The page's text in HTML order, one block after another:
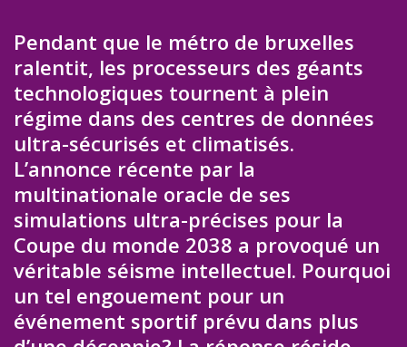
Pendant que le métro de bruxelles
ralentit, les processeurs des géants
technologiques tournent à plein
régime dans des centres de données
ultra-sécurisés et climatisés.
L’annonce récente par la
multinationale oracle de ses
simulations ultra-précises pour la
Coupe du monde 2038 a provoqué un
véritable séisme intellectuel. Pourquoi
un tel engouement pour un
événement sportif prévu dans plus